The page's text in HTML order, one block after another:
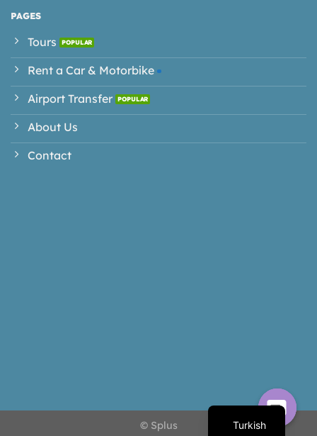
PAGES
Tours
Rent a Car & Motorbike
Airport Transfer
About Us
Contact
© Splus Turkish